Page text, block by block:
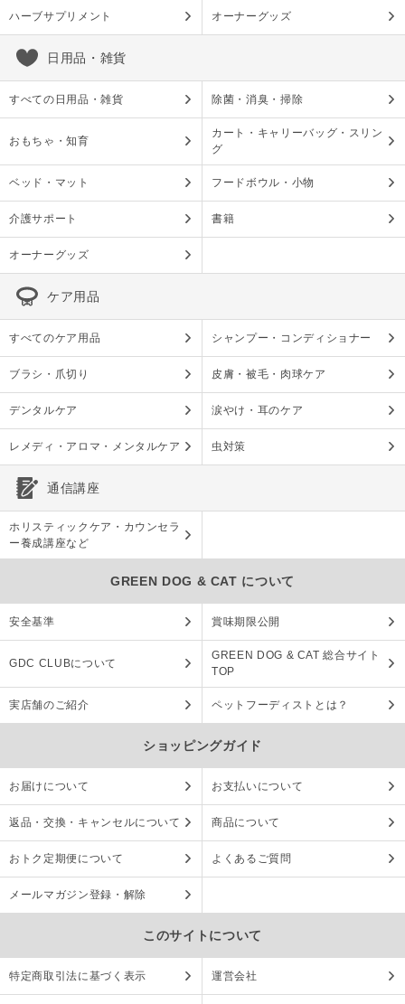
ハーブサプリメント オーナーグッズ
日用品・雑貨
すべての日用品・雑貨 除菌・消臭・掃除
おもちゃ・知育
カート・キャリーバッグ・スリン
グ
ベッド・マット フードボウル・小物
介護サポート 書籍
オーナーグッズ
ケア用品
すべてのケア用品 シャンプー・コンディショナー
ブラシ・爪切り 皮膚・被毛・肉球ケア
デンタルケア 涙やけ・耳のケア
レメディ・アロマ・メンタルケア 虫対策
通信講座
ホリスティックケア・カウンセラ
ー養成講座など
GREEN DOG & CAT について
安全基準 賞味期限公開
GDC CLUBについて
GREEN DOG & CAT 総合サイト
TOP
実店舗のご紹介 ペットフーディストとは？
ショッピングガイド
お届けについて お支払いについて
返品・交換・キャンセルについて 商品について
おトク定期便について よくあるご質問
メールマガジン登録・解除
このサイトについて
特定商取引法に基づく表示 運営会社